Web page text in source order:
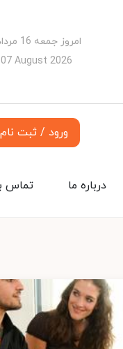
امروز جمعه 16 مرداد 1405
August 2026
ورود / ثبت نام
تماس درباره ما